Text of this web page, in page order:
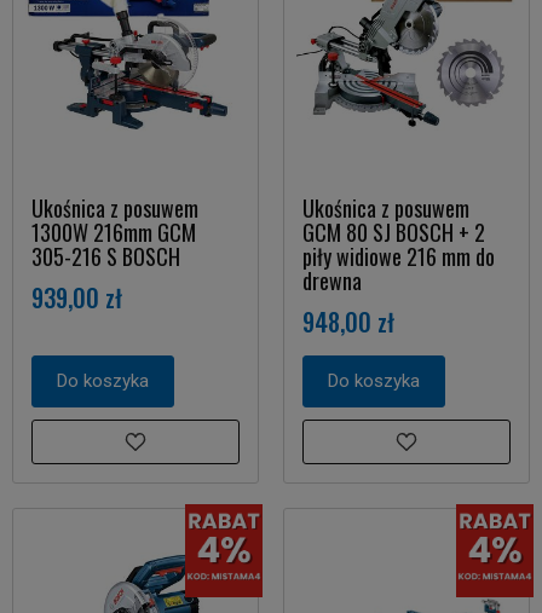
Ukośnica z posuwem
1300W 216mm GCM
305-216 S BOSCH
939,00 zł
Do koszyka
Ukośnica z posuwem
GCM 80 SJ BOSCH + 2
piły widiowe 216 mm do
drewna
948,00 zł
Do koszyka